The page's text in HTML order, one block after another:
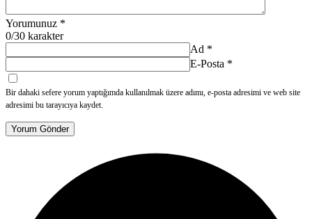
Yorumunuz *
0/30 karakter
Ad *
E-Posta *
Bir dahaki sefere yorum yaptığımda kullanılmak üzere adımı, e-posta adresimi ve web site
adresimi bu tarayıcıya kaydet.
Yorum Gönder